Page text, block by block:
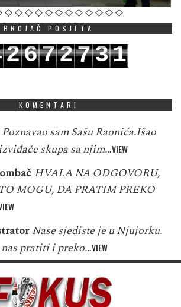
BROJAČ POSJETA
2672731
KOMENTARI
Poznavao sam Sašu Raonića.Išao
skupa sa njim…VIEW
HVALA NA ODGOVORU,
MOGU, DA PRATIM PREKO
Nase sjediste je u Njujorku.
pratiti i preko…VIEW